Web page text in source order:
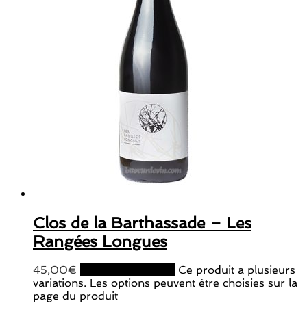
Clos de la Barthassade – Les
Rangées Longues
45,00€
Ce produit a plusieurs
variations. Les options peuvent être choisies sur la
page du produit